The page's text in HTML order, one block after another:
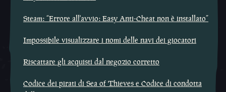
Steam: “Errore all'avvio: Easy Anti-Cheat non è installato”
Impossibile visualizzare i nomi delle navi dei giocatori
Riscattare gli acquisti dal negozio corretto
Codice dei pirati di Sea of Thieves e Codice di condotta